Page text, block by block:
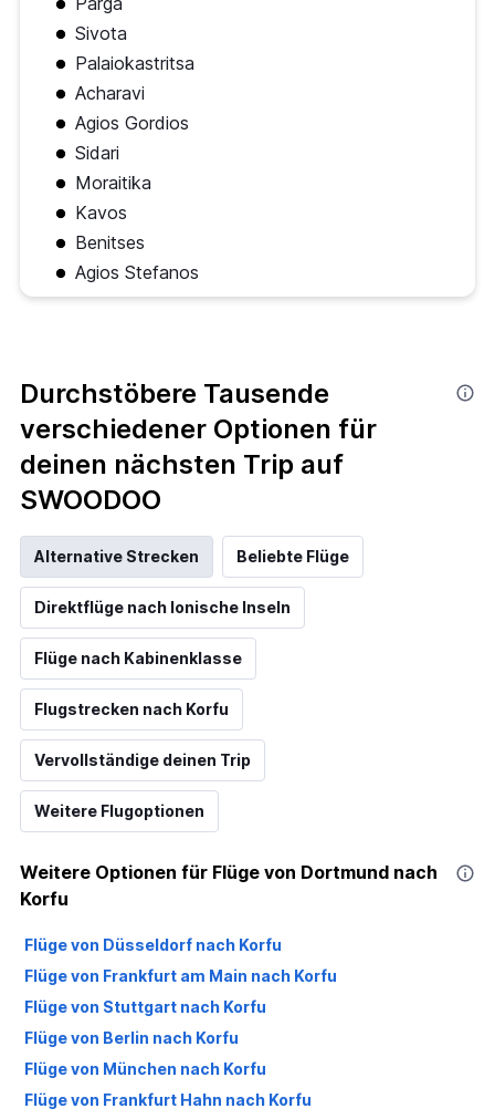
Sivota
Palaiokastritsa
Acharavi
Agios Gordios
Sidari
Moraitika
Kavos
Benitses
Agios Stefanos
Durchstöbere Tausende
verschiedener Optionen für
deinen nächsten Trip auf
SWOODOO
Alternative Strecken Beliebte Flüge
Direktflüge nach Ionische Inseln
Flüge nach Kabinenklasse
Flugstrecken nach Korfu
Vervollständige deinen Trip
Weitere Flugoptionen
Weitere Optionen für Flüge von Dortmund nach
Korfu
Flüge von Düsseldorf nach Korfu
Flüge von Frankfurt am Main nach Korfu
Flüge von Stuttgart nach Korfu
Flüge von Berlin nach Korfu
Flüge von München nach Korfu
Flüge von Frankfurt Hahn nach Korfu